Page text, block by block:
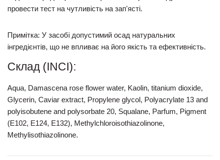
провести тест на чутливість на зап'ясті.
Примітка: У засобі допустимий осад натуральних
інгредієнтів, що не впливає на його якість та ефективність.
Склад (INCI):
Aqua, Damascena rose flower water, Kaolin, titanium dioxide,
Glycerin, Caviar extract, Propylene glycol, Polyacrylate 13 and
polyisobutene and polysorbate 20, Squalane, Parfum, Pigment
(Е102, Е124, Е132), Methylchloroisothiazolinone,
Methylisothiazolinone.